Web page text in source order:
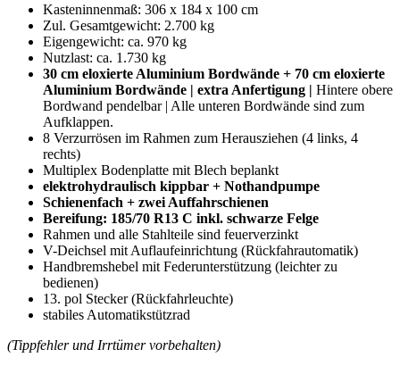
Dreiseitenkipper
Elektro
Nothandpumpe
Auffahrschienen
Stützen
Alu-
Aufbau|
Saris&
Menge
Kasteninnenmaß: 306 x 184 x 100 cm
Zul. Gesamtgewicht: 2.700 kg
Eigengewicht: ca. 970 kg
Nutzlast: ca. 1.730 kg
30 cm eloxierte Aluminium Bordwände + 70 cm eloxierte
Aluminium Bordwände | extra Anfertigung | Hintere obere
Bordwand pendelbar | Alle unteren Bordwände sind zum
Aufklappen.
8 Verzurrösen im Rahmen zum Herausziehen (4 links, 4
rechts)
Multiplex Bodenplatte mit Blech beplankt
elektrohydraulisch kippbar + Nothandpumpe
Schienenfach + zwei Auffahrschienen
Bereifung: 185/70 R13 C inkl. schwarze Felge
Rahmen und alle Stahlteile sind feuerverzinkt
V-Deichsel mit Auflaufeinrichtung (Rückfahrautomatik)
Handbremshebel mit Federunterstützung (leichter zu
bedienen)
13. pol Stecker (Rückfahrleuchte)
stabiles Automatikstützrad
(Tippfehler und Irrtümer vorbehalten)